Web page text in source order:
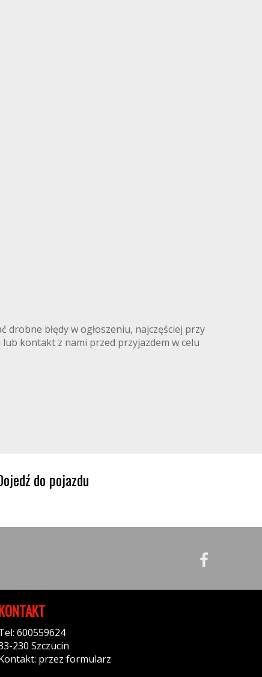
błędy w ogłoszeniu, najczęściej przy
kontakt z nami przed przyjazdem w celu
do pojazdu
600559624
230 Szczucin
przez formularz